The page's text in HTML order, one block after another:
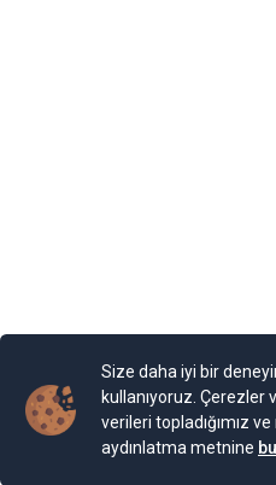
sunulmaktadır. Burada yer alan
Bu nedenle, sadece burada yer alan
verilmesi beklentilerinize
Ankara Gündem © 2024
Size daha iyi bir
kullanıyoruz. Çerezler
verileri topladığımız ve
aydınlatma metnine